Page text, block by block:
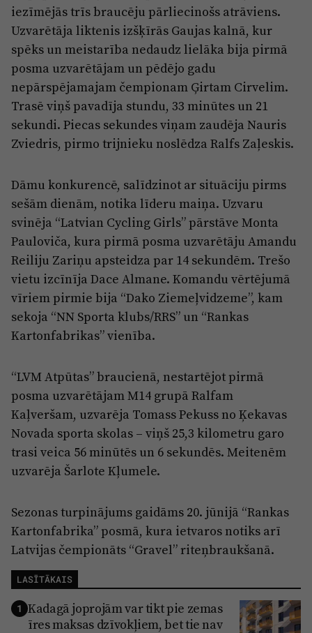
iezīmējās trīs braucēju pārliecinošs atrāviens.
Uzvarētāja liktenis izšķīrās Gaujas kalnā, kur
spēks un meistarība nedaudz lielāka bija pirmā
posma uzvarētājam un pēdējo gadu
nepārspējamajam čempionam Ģirtam Cirvelim.
Trasē viņš pavadīja stundu, 33 minūtes un 21
sekundi. Piecas sekundes viņam zaudēja Nauris
Zviedris, pirmo trijnieku noslēdza Ralfs Zaļeskis.
Dāmu konkurencē, salīdzinot ar situāciju pirms
sešām dienām, notika līderu maiņa. Uzvaru
svinēja “Latvian Cycling Girls” pārstāve Monta
Pauloviča, kura pirmā posma uzvarētāju Amandu
Reiliju Zariņu apsteidza par 14 sekundēm. Trešo
vietu izcīnīja Dace Almane. Komandu vērtējumā
vīriem pirmie bija “Dako Ziemeļvidzeme”, kam
sekoja “NN Sporta klubs/RRS” un “Rankas
Kartonfabrikas” vienība.
“LVM Atpūtas” braucienā, nestartējot pirmā
posma uzvarētājam M14 grupā Ralfam
Kaļveršam, uzvarēja Tomass Pekuss no Ķekavas
Novada sporta skolas – viņš 25,3 kilometru garo
trasi veica 56 minūtēs un 6 sekundēs. Meitenēm
uzvarēja Šarlote Kļumele.
Sezonas turpinājums gaidāms 20. jūnijā “Rankas
Kartonfabrika” posmā, kura ietvaros notiks arī
Latvijas čempionāts “Gravel” riteņbraukšanā.
LASĪTĀKAIS
1 Kadagā joprojām var tikt pie zemas
īres maksas dzīvokļiem, bet tie nav